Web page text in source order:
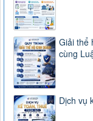
Giải thể
cùng
Dịch vụ